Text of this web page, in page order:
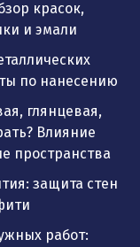
красок,
и эмали
по нанесению
глянцевая,
Влияние
пространства
защита стен
работ: